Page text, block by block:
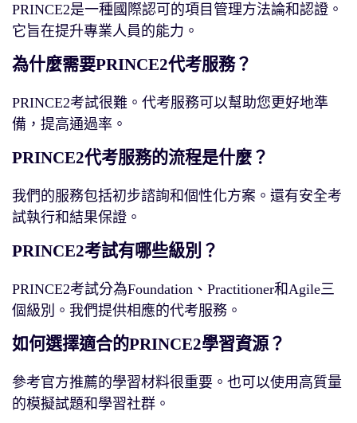
PRINCE2是一種國際認可的項目管理方法論和認證。
它旨在提升專業人員的能力。
為什麼需要PRINCE2代考服務？
PRINCE2考試很難。代考服務可以幫助您更好地準
備，提高通過率。
PRINCE2代考服務的流程是什麼？
我們的服務包括初步諮詢和個性化方案。還有安全考
試執行和結果保證。
PRINCE2考試有哪些級別？
PRINCE2考試分為Foundation、Practitioner和Agile三
個級別。我們提供相應的代考服務。
如何選擇適合的PRINCE2學習資源？
參考官方推薦的學習材料很重要。也可以使用高質量
的模擬試題和學習社群。